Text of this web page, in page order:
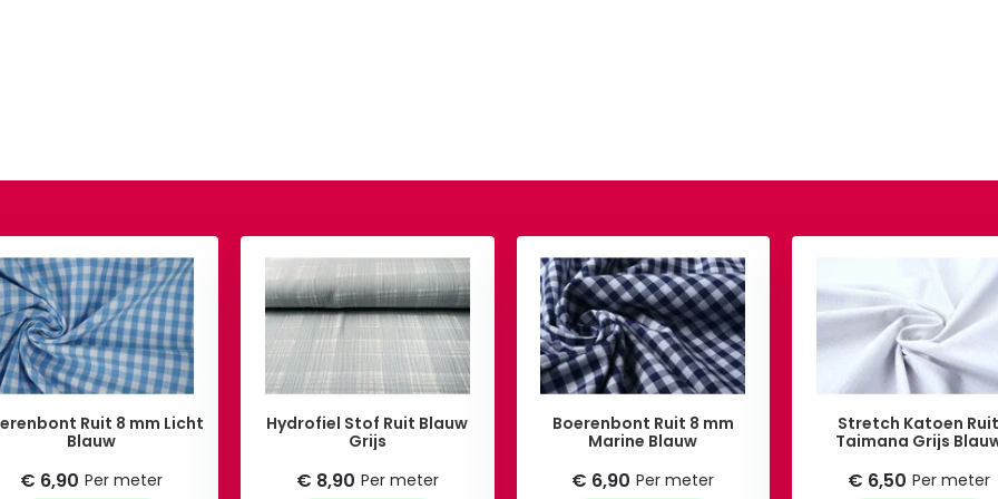
Ruit 8 mm Licht
Blauw
€ 6,90 Per meter
Hydrofiel Stof Ruit Blauw
Grijs
€ 8,90 Per meter
Boerenbont Ruit 8 mm
Marine Blauw
€ 6,90 Per meter
Stretch Katoen
Taimana Grijs
€ 6,50 Per meter